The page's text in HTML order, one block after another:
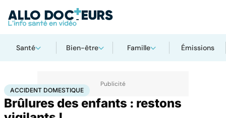
Santé Bien-être Famille Émissions
AccueilSantéAccident domestique
ACCIDENT DOMESTIQUE
Brûlures des enfants : restons